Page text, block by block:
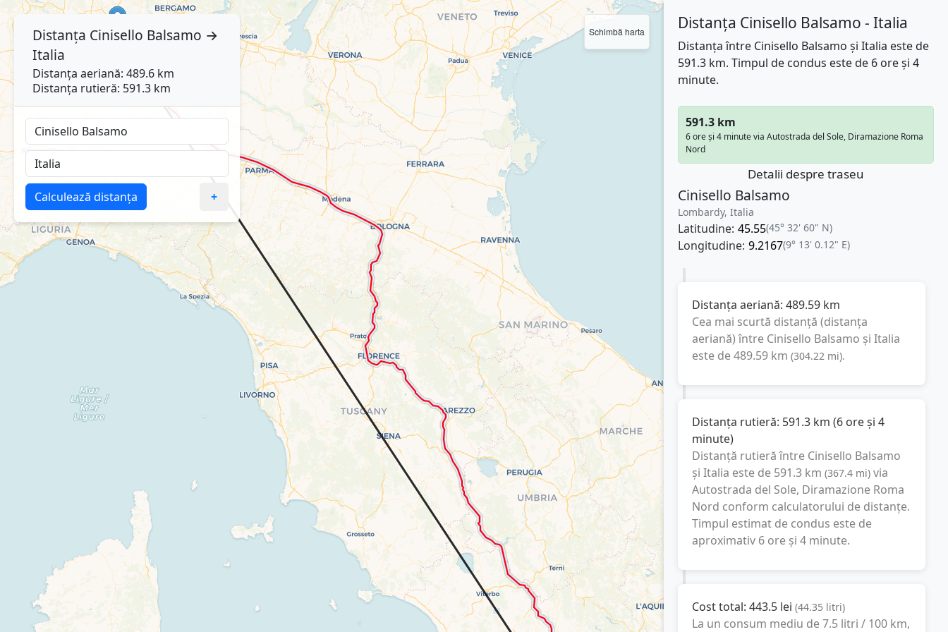
Schimbă harta Distanța Cinisello Balsamo - Italia
Distanța între Cinisello Balsamo și Italia este de
591.3 km. Timpul de condus este de 6 ore și 4
minute.
591.3 km
6 ore și 4 minute via Autostrada del Sole, Diramazione Roma
Nord
Detalii despre traseu
Cinisello Balsamo
Lombardy, Italia
Latitudine: 45.55(45° 32' 60" N)
Longitudine: 9.2167(9° 13' 0.12" E)
Distanța aeriană: 489.59 km
Cea mai scurtă distanță (distanța
aeriană) între Cinisello Balsamo și Italia
este de489.59 km (304.22 mi).
Distanța rutieră: 591.3 km (6 ore și 4
minute)
Distanță rutieră între Cinisello Balsamo
și Italia este de 591.3 km (367.4 mi) via
Autostrada del Sole, Diramazione Roma
Nord conform calculatorului de distanțe.
Timpul estimat de condus este de
aproximativ 6 ore și 4 minute.
Cost total: 443.5 lei (44.35 litri)
La un consum mediu de7.5 litri / 100 km,
Distanța Cinisello Balsamo →
Italia
Distanța aeriană: 489.6 km
Distanța rutieră: 591.3 km
Calculează distanța +